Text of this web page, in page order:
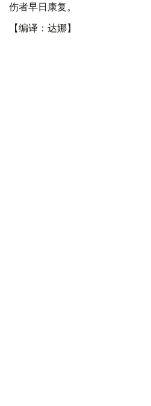
伤者早日康复。
【编译：达娜】